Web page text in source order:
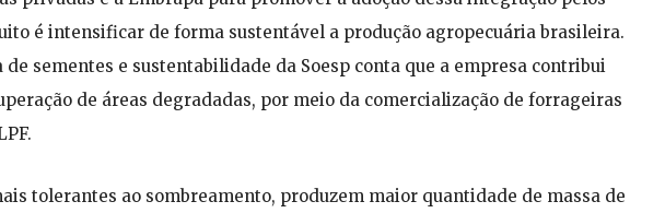
é intensificar de forma sustentável a produção agropecuária brasileira.
de sementes e sustentabilidade da Soesp conta que a empresa contribui
de áreas degradadas, por meio da comercialização de forrageiras
tolerantes ao sombreamento, produzem maior quantidade de massa de